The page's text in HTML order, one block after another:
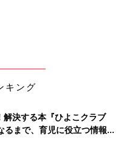
キング
決する本『ひよこクラブ
まで、育児に役立つ情報が